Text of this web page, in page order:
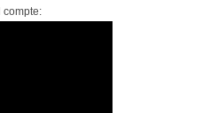
compte: